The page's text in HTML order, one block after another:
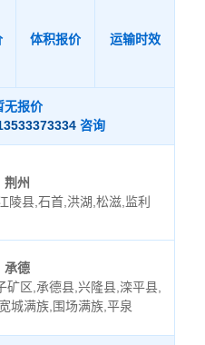
体积报价 运输时效
无报价
咨询
荆州
陵县,石首,洪湖,松滋,监利
承德
矿区,承德县,兴隆县,滦平县,
城满族,围场满族,平泉